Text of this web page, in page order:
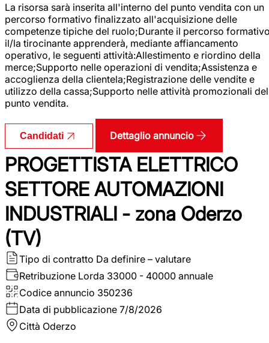
La risorsa sarà inserita all'interno del punto vendita con un
percorso formativo finalizzato all'acquisizione delle
competenze tipiche del ruolo;Durante il percorso
il/la tirocinante apprenderà, mediante affiancamento
operativo, le seguenti attività:Allestimento e riordino della
merce;Supporto nelle operazioni di vendita;Assistenza e
accoglienza della clientela;Registrazione delle vendite e
utilizzo della cassa;Supporto nelle attività promozionali del
punto vendita.
Candidati Dettaglio annuncio
PROGETTISTA ELETTRICO
SETTORE AUTOMAZIONI
INDUSTRIALI - zona Oderzo
(TV)
Tipo di contratto Da definire – valutare
Retribuzione Lorda 33000 - 40000 annuale
Codice annuncio 350236
Data di pubblicazione 7/8/2026
Città Oderzo